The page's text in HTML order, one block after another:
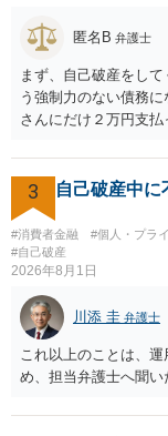
かわらず、更にこれ
処分申請、不退去罪
す。ご参考にしてくだ
匿名B 弁護士
まず、自己破産をし
う強制力のない債務
さんにだけ２万円支払
3 自己破産中に
#消費者金融 #個人・プラ
#自己破産
2026年8月1日
川添 圭 弁護士
これ以上のことは、
め、担当弁護士へ聞い